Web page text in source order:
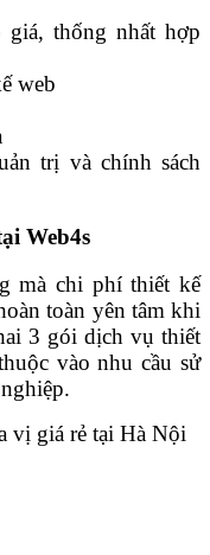
thống nhất hợp
web
trị và chính sách
Web4s
mà chi phí thiết kế
toàn yên tâm khi
3 gói dịch vụ thiết
vào nhu cầu sử